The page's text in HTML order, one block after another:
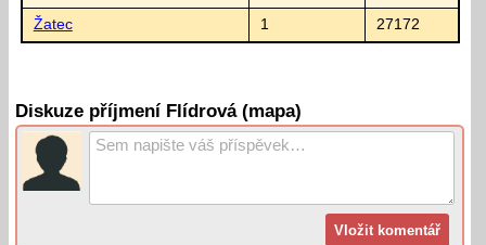
Žatec 1 27172
Diskuze příjmení Flídrová (mapa)